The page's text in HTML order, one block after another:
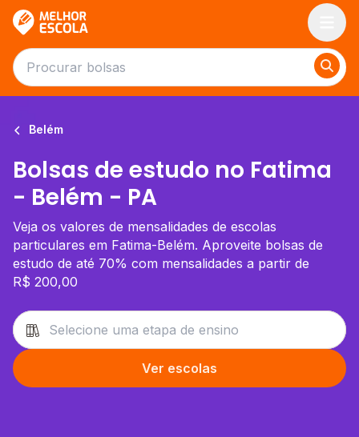
Belém
Bolsas de estudo no Fatima
- Belém - PA
Veja os valores de mensalidades de escolas
particulares em Fatima-Belém. Aproveite bolsas de
estudo de até 70% com mensalidades a partir de
R$ 200,00
Ver escolas